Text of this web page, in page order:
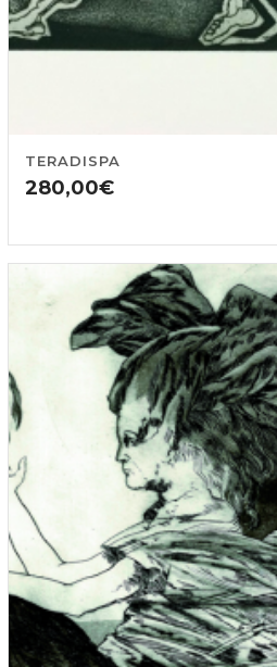
TERADISPA
280,00€